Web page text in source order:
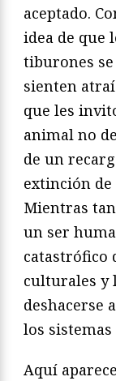
aceptado.
idea de que
tiburones se
sienten
que les
animal no
de un
extinción de
Mientras
un ser
catastrófico
culturales y
deshacerse
los
Aquí